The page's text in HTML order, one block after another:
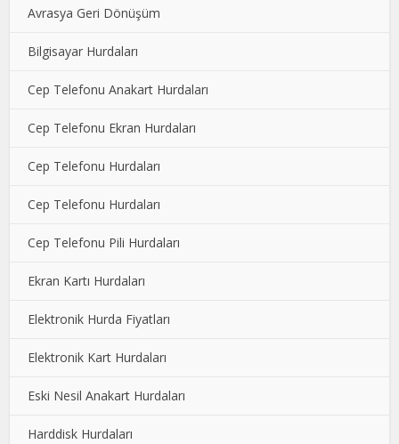
Avrasya Geri Dönüşüm
Bilgisayar Hurdaları
Cep Telefonu Anakart Hurdaları
Cep Telefonu Ekran Hurdaları
Cep Telefonu Hurdaları
Cep Telefonu Hurdaları
Cep Telefonu Pili Hurdaları
Ekran Kartı Hurdaları
Elektronik Hurda Fiyatları
Elektronik Kart Hurdaları
Eski Nesil Anakart Hurdaları
Harddisk Hurdaları